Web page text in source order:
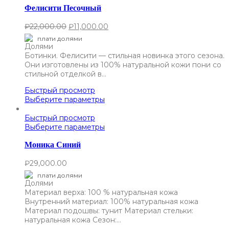
Фелисити Песочный
₽22,000.00 ₽11,000.00
плати долями
Ботинки. Фелисити — стильная новинка этого сезона.
Они изготовлены из 100% натуральной кожи пони со
стильной отделкой в…
Быстрый просмотр
Выберите параметры
Быстрый просмотр
Выберите параметры
Моника Синий
₽29,000.00
плати долями
Материал верха: 100 % натуральная кожа
Внутренний материал: 100% натуральная кожа
Материал подошвы: тунит Материал стельки:
натуральная кожа Сезон:…